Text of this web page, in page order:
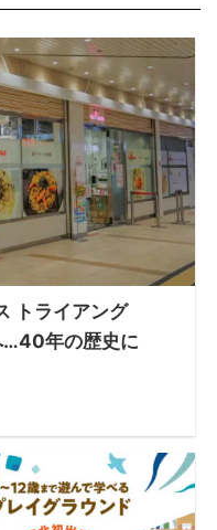
トライアング
…40年の歴史に